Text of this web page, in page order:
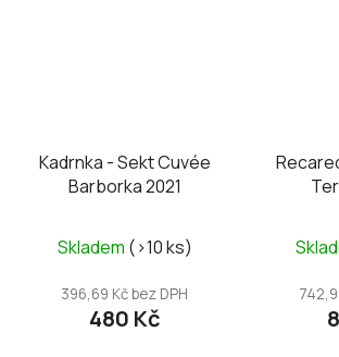
Kadrnka - Sekt Cuvée
Barborka 2021
Skladem (>10 ks)
396,69 Kč bez DPH
480 Kč